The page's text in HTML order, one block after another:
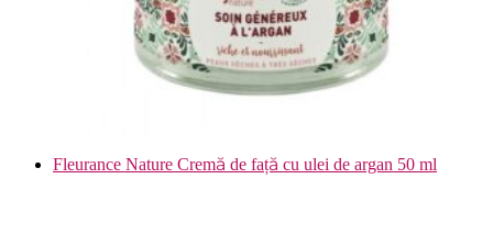
Fleurance Nature Cremă de față cu ulei de argan 50 ml